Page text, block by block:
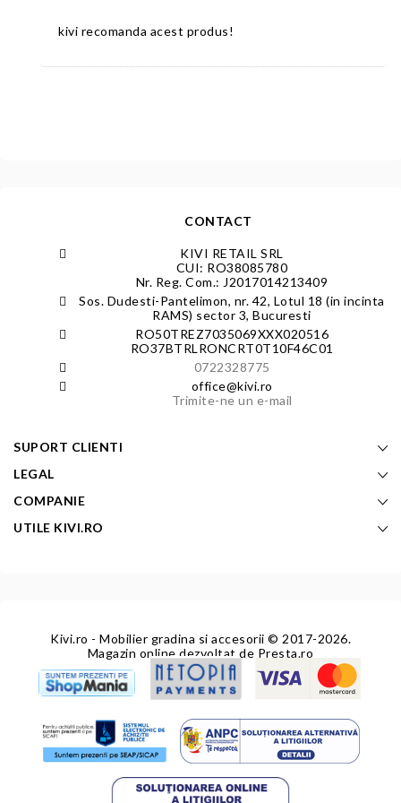
kivi recomanda acest produs!
CONTACT
KIVI RETAIL SRL
CUI: RO38085780
Nr. Reg. Com.: J2017014213409
Sos. Dudesti-Pantelimon, nr. 42, Lotul 18 (in incinta
RAMS) sector 3, Bucuresti
RO50TREZ7035069XXX020516
RO37BTRLRONCRT0T10F46C01
0722328775
office@kivi.ro
Trimite-ne un e-mail
SUPORT CLIENTI
LEGAL
COMPANIE
UTILE KIVI.RO
Kivi.ro - Mobilier gradina si accesorii © 2017-2026.
Magazin online dezvoltat de Presta.ro